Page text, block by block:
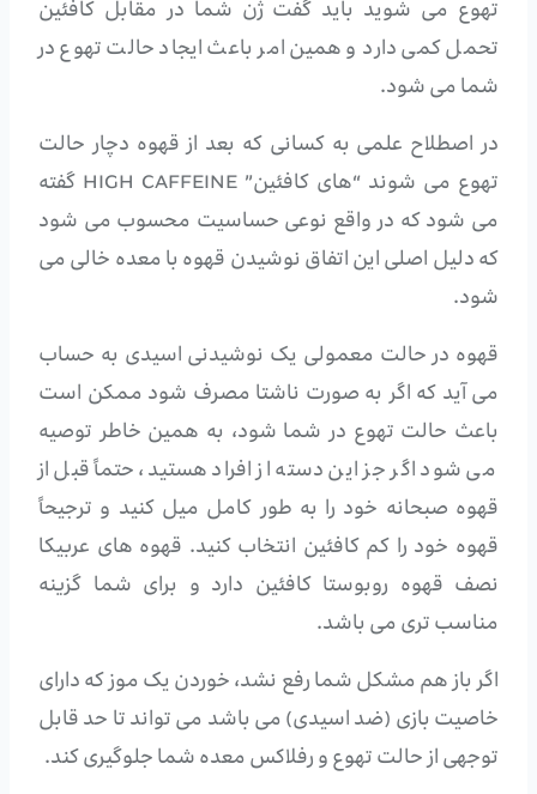
تهوع می شوید باید گفت ژن شما در مقابل کافئین
تحمل کمی دارد و همین امر باعث ایجاد حالت تهوع در
شما می شود.
در اصطلاح علمی به کسانی که بعد از قهوه دچار حالت
تهوع می شوند “های کافئین” HIGH CAFFEINE گفته
می شود که در واقع نوعی حساسیت محسوب می شود
که دلیل اصلی این اتفاق نوشیدن قهوه با معده خالی می
شود.
قهوه در حالت معمولی یک نوشیدنی اسیدی به حساب
می آید که اگر به صورت ناشتا مصرف شود ممکن است
باعث حالت تهوع در شما شود، به همین خاطر توصیه
می شود اگر جز این دسته از افراد هستید، حتماً قبل از
قهوه صبحانه خود را به طور کامل میل کنید و ترجیحاً
قهوه خود را کم کافئین انتخاب کنید. قهوه های عربیکا
نصف قهوه روبوستا کافئین دارد و برای شما گزینه
مناسب تری می باشد.
اگر باز هم مشکل شما رفع نشد، خوردن یک موز که دارای
خاصیت بازی (ضد اسیدی) می باشد می تواند تا حد قابل
توجهی از حالت تهوع و رفلاکس معده شما جلوگیری کند.